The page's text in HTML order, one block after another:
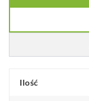
ze
Ilość